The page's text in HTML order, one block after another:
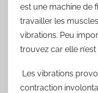
est une machine de
travailler les
vibrations. Peu
trouvez car elle
Les vibrations
contraction